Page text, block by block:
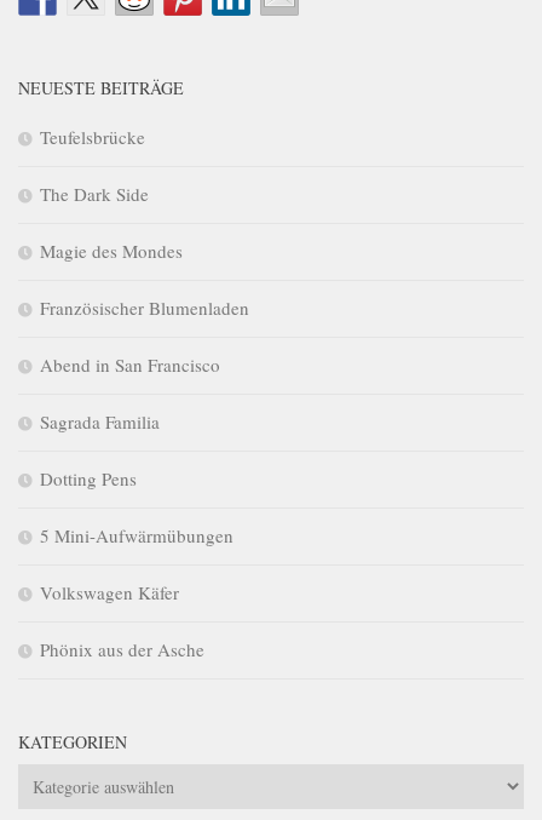
NEUESTE BEITRÄGE
Teufelsbrücke
The Dark Side
Magie des Mondes
Französischer Blumenladen
Abend in San Francisco
Sagrada Familia
Dotting Pens
5 Mini-Aufwärmübungen
Volkswagen Käfer
Phönix aus der Asche
KATEGORIEN
Kategorien